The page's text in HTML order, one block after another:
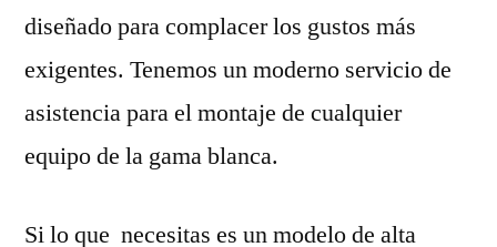
diseñado para complacer los gustos más
exigentes. Tenemos un moderno servicio de
asistencia para el montaje de cualquier
equipo de la gama blanca.
Si lo que necesitas es un modelo de alta